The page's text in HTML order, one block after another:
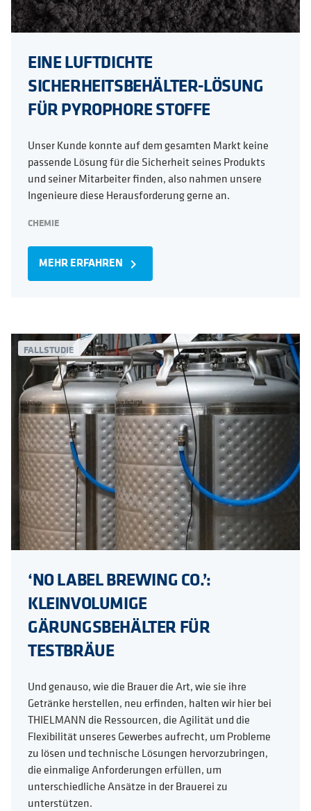
EINE LUFTDICHTE
SICHERHEITSBEHÄLTER-LÖSUNG
FÜR PYROPHORE STOFFE
Unser Kunde konnte auf dem gesamten Markt keine
passende Lösung für die Sicherheit seines Produkts
und seiner Mitarbeiter finden, also nahmen unsere
Ingenieure diese Herausforderung gerne an.
CHEMIE
MEHR ERFAHREN navigate_next
FALLSTUDIE
‘NO LABEL BREWING CO.’:
KLEINVOLUMIGE
GÄRUNGSBEHÄLTER FÜR
TESTBRÄUE
Und genauso, wie die Brauer die Art, wie sie ihre
Getränke herstellen, neu erfinden, halten wir hier bei
THIELMANN die Ressourcen, die Agilität und die
Flexibilität unseres Gewerbes aufrecht, um Probleme
zu lösen und technische Lösungen hervorzubringen,
die einmalige Anforderungen erfüllen, um
unterschiedliche Ansätze in der Brauerei zu
unterstützen.